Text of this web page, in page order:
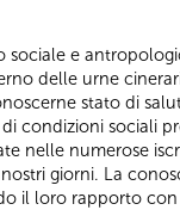
e
delle urne
stato di
condizioni sociali
nelle numerose
giorni. La
il loro rapporto